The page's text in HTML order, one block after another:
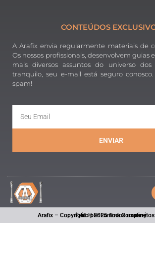
CONTEÚDOS
A Arafix envia regularmente materiais de
Os nossos profissionais, desenvolvem guias
mais diversos assuntos do universo dos
tranquilo, seu e-mail está seguro
spam!
ENVIAR
Arafix – Copyright © 2025 Todos os direitos
Feito por Lumma Company